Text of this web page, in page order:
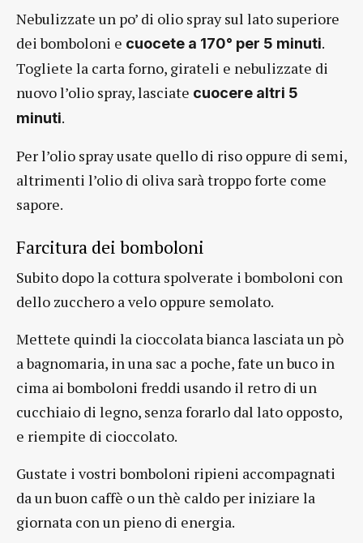
Nebulizzate un po’ di olio spray sul lato superiore
dei bomboloni e cuocete a 170° per 5 minuti.
Togliete la carta forno, girateli e nebulizzate di
nuovo l’olio spray, lasciate cuocere altri 5
minuti.
Per l’olio spray usate quello di riso oppure di semi,
altrimenti l’olio di oliva sarà troppo forte come
sapore.
Farcitura dei bomboloni
Subito dopo la cottura spolverate i bomboloni con
dello zucchero a velo oppure semolato.
Mettete quindi la cioccolata bianca lasciata un pò
a bagnomaria, in una sac a poche, fate un buco in
cima ai bomboloni freddi usando il retro di un
cucchiaio di legno, senza forarlo dal lato opposto,
e riempite di cioccolato.
Gustate i vostri bomboloni ripieni accompagnati
da un buon caffè o un thè caldo per iniziare la
giornata con un pieno di energia.